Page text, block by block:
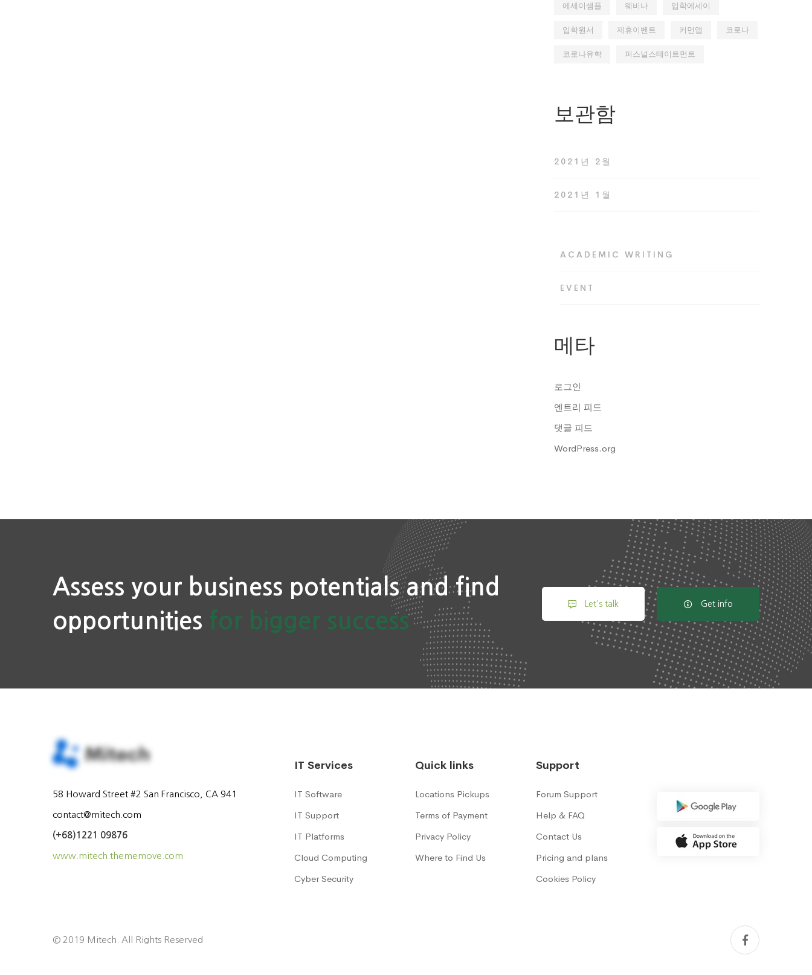
에세이샘플 웨비나 입학에세이
입학원서 제휴이벤트 커먼앱 코로나
코로나유학 퍼스널스테이트먼트
보관함
2021년 2월
2021년 1월
ACADEMIC WRITING
EVENT
메타
로그인
엔트리 피드
댓글 피드
WordPress.org
Assess your business potentials and find
opportunities for bigger success
Let's talk Get info
58 Howard Street #2 San Francisco, CA 941
contact@mitech.com
(+68)1221 09876
www.mitech.thememove.com
IT Services
IT Software
IT Support
IT Platforms
Cloud Computing
Cyber Security
Quick links
Locations Pickups
Terms of Payment
Privacy Policy
Where to Find Us
Support
Forum Support
Help & FAQ
Contact Us
Pricing and plans
Cookies Policy
© 2019 Mitech. All Rights Reserved